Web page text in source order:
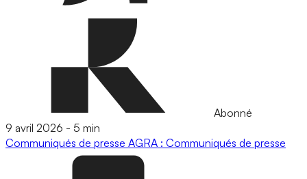
Abonné
9 avril 2026 - 5 min
Communiqués de presse AGRA : Communiqués de presse